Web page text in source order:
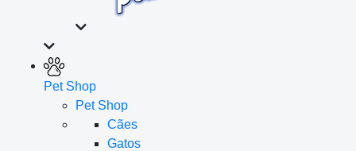
Pet Shop
Pet Shop
Cães
Gatos